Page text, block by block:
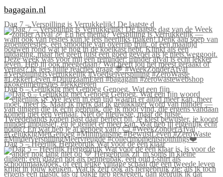
bagagain.nl
Dag 7 – Verspilling is Verrukkelijk! De laatste d
Dag 6 – Gelukkig met Genoeg Genoeg. Wat een fijn
Dag 5 – Heerlijk Hergebruik Wat voor de één klaar